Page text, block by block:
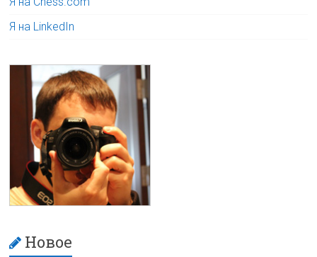
Я на LinkedIn
Новое